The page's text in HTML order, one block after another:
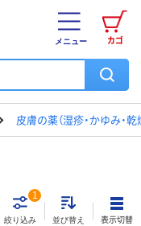
カゴ
メニュー
皮膚の薬（湿疹・かゆみ・乾
絞り込み
1
並び替え 表示切替